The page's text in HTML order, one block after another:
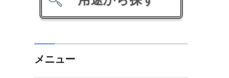
メニュー